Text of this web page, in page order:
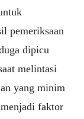
pemeriksaan
dipicu
melintasi
yang minim
faktor